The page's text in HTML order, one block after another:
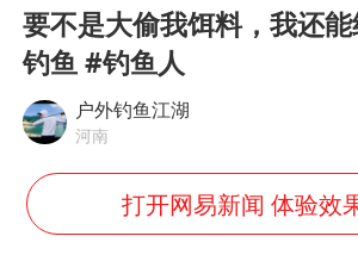
改名后的“青海
公司“上四休三
国民党推出AI发
要不是大偷我饵料，我还
钓鱼 #钓鱼人
户外钓鱼江湖
河南
打开网易新闻 体验效